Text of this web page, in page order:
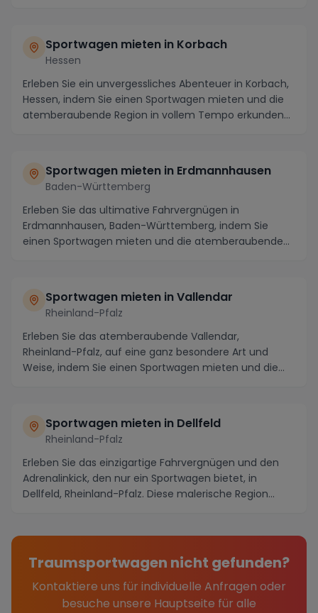
Sportwagen mieten in Korbach
Hessen
Erleben Sie ein unvergessliches Abenteuer in Korbach,
Hessen, indem Sie einen Sportwagen mieten und die
atemberaubende Region in vollem Tempo erkunden...
Sportwagen mieten in Erdmannhausen
Baden-Württemberg
Erleben Sie das ultimative Fahrvergnügen in
Erdmannhausen, Baden-Württemberg, indem Sie
einen Sportwagen mieten und die atemberaubende
Sportwagen mieten in Vallendar
Rheinland-Pfalz
Erleben Sie das atemberaubende Vallendar,
Rheinland-Pfalz, auf eine ganz besondere Art und
Weise, indem Sie einen Sportwagen mieten und die
Sportwagen mieten in Dellfeld
Rheinland-Pfalz
Erleben Sie das einzigartige Fahrvergnügen und den
Adrenalinkick, den nur ein Sportwagen bietet, in
Dellfeld, Rheinland-Pfalz. Diese malerische Region...
Traumsportwagen nicht gefunden?
Kontaktiere uns für individuelle Anfragen oder
besuche unsere Hauptseite für alle